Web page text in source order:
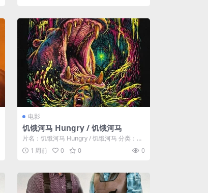
电影
饥饿河马 Hungry / 饥饿河马
片名：饥饿河马 Hungry / 饥饿河马 分类：电
影 详情介绍 《饥饿河马》免...
1 周前 0 0 0